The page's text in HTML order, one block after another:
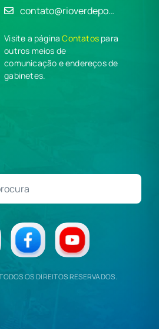
contato@rioverdepo…
Visite a páginaContatos para
outros meios de
comunicação e endereços de
gabinetes.
OS DIREITOS RESERVADOS.